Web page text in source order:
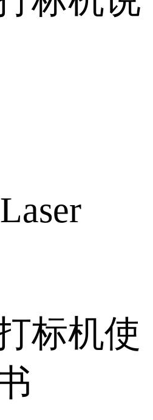
标机使